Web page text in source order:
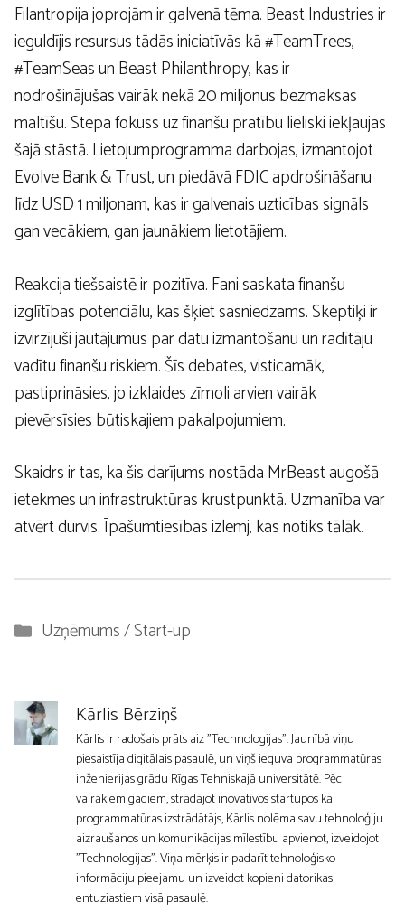
Filantropija joprojām ir galvenā tēma. Beast Industries ir
ieguldījis resursus tādās iniciatīvās kā #TeamTrees,
#TeamSeas un Beast Philanthropy, kas ir
nodrošinājušas vairāk nekā 20 miljonus bezmaksas
maltīšu. Stepa fokuss uz finanšu pratību lieliski iekļaujas
šajā stāstā. Lietojumprogramma darbojas, izmantojot
Evolve Bank & Trust, un piedāvā FDIC apdrošināšanu
līdz USD 1 miljonam, kas ir galvenais uzticības signāls
gan vecākiem, gan jaunākiem lietotājiem.
Reakcija tiešsaistē ir pozitīva. Fani saskata finanšu
izglītības potenciālu, kas šķiet sasniedzams. Skeptiķi ir
izvirzījuši jautājumus par datu izmantošanu un radītāju
vadītu finanšu riskiem. Šīs debates, visticamāk,
pastiprināsies, jo izklaides zīmoli arvien vairāk
pievērsīsies būtiskajiem pakalpojumiem.
Skaidrs ir tas, ka šis darījums nostāda MrBeast augošā
ietekmes un infrastruktūras krustpunktā. Uzmanība var
atvērt durvis. Īpašumtiesības izlemj, kas notiks tālāk.
Kategorijas
Uzņēmums / Start-up
Kārlis Bērziņš
Kārlis ir radošais prāts aiz "Technologijas". Jaunībā viņu
piesaistīja digitālais pasaulē, un viņš ieguva programmatūras
inženierijas grādu Rīgas Tehniskajā universitātē. Pēc
vairākiem gadiem, strādājot inovatīvos startupos kā
programmatūras izstrādātājs, Kārlis nolēma savu tehnoloģiju
aizraušanos un komunikācijas mīlestību apvienot, izveidojot
"Technologijas". Viņa mērķis ir padarīt tehnoloģisko
informāciju pieejamu un izveidot kopieni datorikas
entuziastiem visā pasaulē.